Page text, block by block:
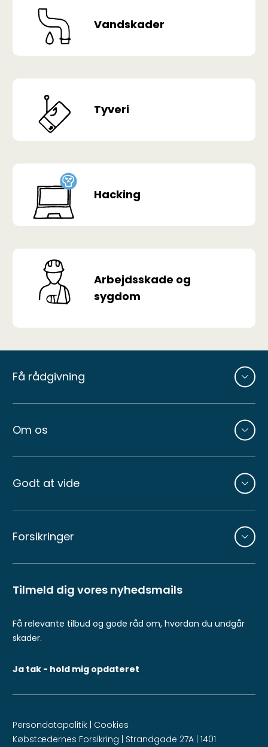
Vandskader
Tyveri
Hacking
Arbejdsskade og
sygdom
sider
Få rådgivning
Om os
Godt at vide
Forsikringer
Tilmeld dig vores nyhedsmails
Få relevante tilbud og gode råd om, hvordan du undgår
skader.
Ja tak - hold mig opdateret
Persondatapolitik Cookies
Købstædernes Forsikring | Strandgade 27A | 1401